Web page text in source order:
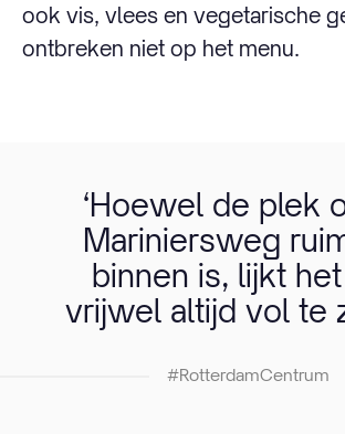
ook vis, vlees en vegetarische
ontbreken niet op het menu.
‘Hoewel de plek
Mariniersweg
binnen is, lijkt
vrijwel altijd vol te
#RotterdamCentrum